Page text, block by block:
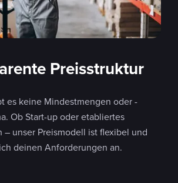
Preisstruktur
es keine Mindestmengen oder -
Ob Start-up oder etabliertes
– unser Preismodell ist flexibel und
deinen Anforderungen an.